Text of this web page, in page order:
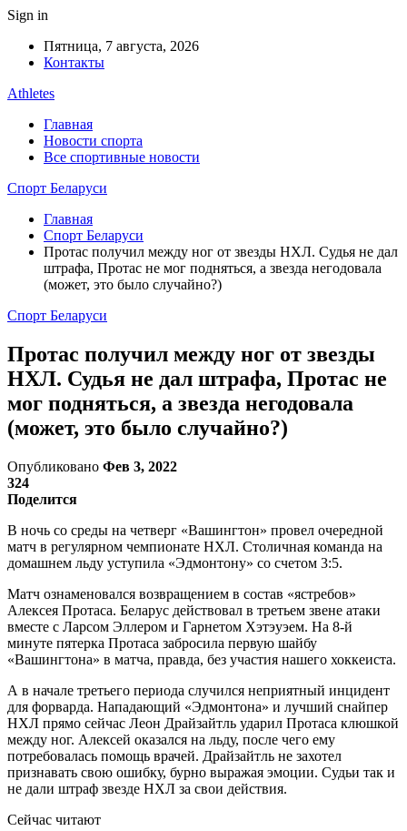
Sign in
Пятница, 7 августа, 2026
Контакты
Athletes
Главная
Новости спорта
Все спортивные новости
Спорт Беларуси
Главная
Спорт Беларуси
Протас получил между ног от звезды НХЛ. Судья не дал
штрафа, Протас не мог подняться, а звезда негодовала
(может, это было случайно?)
Спорт Беларуси
Протас получил между ног от звезды
НХЛ. Судья не дал штрафа, Протас не
мог подняться, а звезда негодовала
(может, это было случайно?)
Опубликовано Фев 3, 2022
324
Поделится
В ночь со среды на четверг «Вашингтон» провел очередной
матч в регулярном чемпионате НХЛ. Столичная команда на
домашнем льду уступила «Эдмонтону» со счетом 3:5.
Матч ознаменовался возвращением в состав «ястребов»
Алексея Протаса. Беларус действовал в третьем звене атаки
вместе с Ларсом Эллером и Гарнетом Хэтэуэем. На 8-й
минуте пятерка Протаса забросила первую шайбу
«Вашингтона» в матча, правда, без участия нашего хоккеиста.
А в начале третьего периода случился неприятный инцидент
для форварда. Нападающий «Эдмонтона» и лучший снайпер
НХЛ прямо сейчас Леон Драйзайтль ударил Протаса клюшкой
между ног. Алексей оказался на льду, после чего ему
потребовалась помощь врачей. Драйзайтль не захотел
признавать свою ошибку, бурно выражая эмоции. Судьи так и
не дали штраф звезде НХЛ за свои действия.
Сейчас читают